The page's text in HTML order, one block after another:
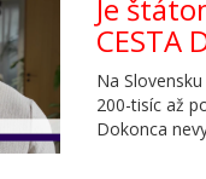
Je
CESTA
Na
200-tisíc až
Dokonca